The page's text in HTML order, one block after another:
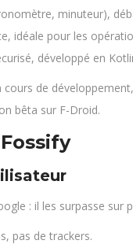
minuteur),
idéale pour les
développé en
cours de
bêta sur F-Droid.
: il les surpasse
pas de trackers.